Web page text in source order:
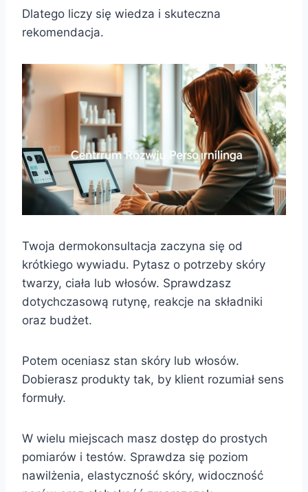
Dlatego liczy się wiedza i skuteczna
rekomendacja.
Twoja dermokonsultacja zaczyna się od
krótkiego wywiadu. Pytasz o potrzeby skóry
twarzy, ciała lub włosów. Sprawdzasz
dotychczasową rutynę, reakcje na składniki
oraz budżet.
Potem oceniasz stan skóry lub włosów.
Dobierasz produkty tak, by klient rozumiał sens
formuły.
W wielu miejscach masz dostęp do prostych
pomiarów i testów. Sprawdza się poziom
nawilżenia, elastyczność skóry, widoczność